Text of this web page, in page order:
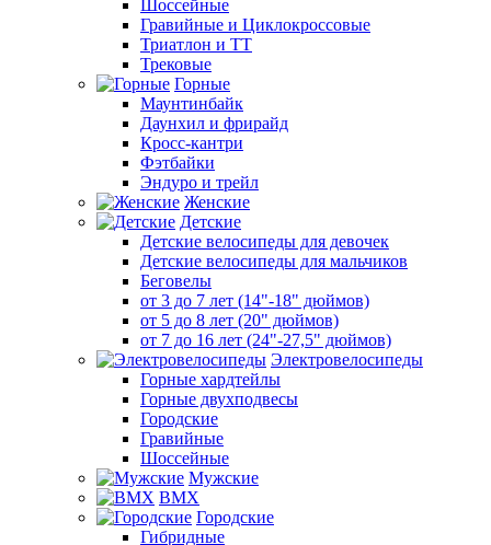
Шоссейные
Гравийные и Циклокроссовые
Триатлон и ТТ
Трековые
Горные
Маунтинбайк
Даунхил и фрирайд
Кросс-кантри
Фэтбайки
Эндуро и трейл
Женские
Детские
Детские велосипеды для девочек
Детские велосипеды для мальчиков
Беговелы
от 3 до 7 лет (14"-18" дюймов)
от 5 до 8 лет (20" дюймов)
от 7 до 16 лет (24"-27,5" дюймов)
Электровелосипеды
Горные хардтейлы
Горные двухподвесы
Городские
Гравийные
Шоссейные
Мужские
BMX
Городские
Гибридные